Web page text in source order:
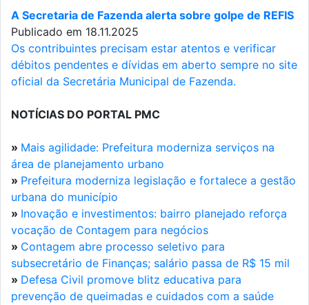
A Secretaria de Fazenda alerta sobre golpe de REFIS
Publicado em 18.11.2025
Os contribuintes precisam estar atentos e verificar
débitos pendentes e dívidas em aberto sempre no site
oficial da Secretária Municipal de Fazenda.
NOTÍCIAS DO PORTAL PMC
» Mais agilidade: Prefeitura moderniza serviços na
área de planejamento urbano
» Prefeitura moderniza legislação e fortalece a gestão
urbana do município
» Inovação e investimentos: bairro planejado reforça
vocação de Contagem para negócios
» Contagem abre processo seletivo para
subsecretário de Finanças; salário passa de R$ 15 mil
» Defesa Civil promove blitz educativa para
prevenção de queimadas e cuidados com a saúde